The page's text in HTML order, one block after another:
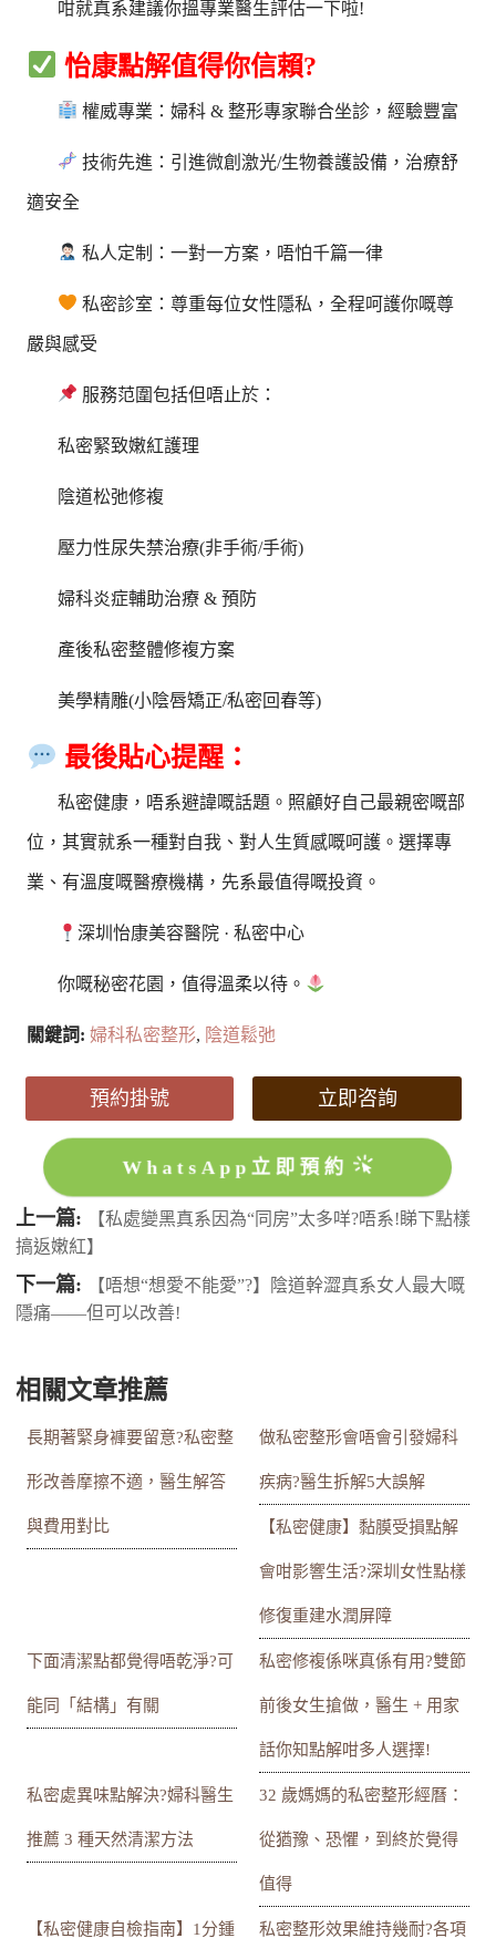
咁就真系建議你搵專業醫生評估一下啦!
怡康點解值得你信賴?
權威專業：婦科 & 整形專家聯合坐診，經驗豐富
技術先進：引進微創激光/生物養護設備，治療舒
適安全
私人定制：一對一方案，唔怕千篇一律
私密診室：尊重每位女性隱私，全程呵護你嘅尊
嚴與感受
服務范圍包括但唔止於：
私密緊致嫩紅護理
陰道松弛修複
壓力性尿失禁治療(非手術/手術)
婦科炎症輔助治療 & 預防
產後私密整體修複方案
美學精雕(小陰唇矯正/私密回春等)
最後貼心提醒：
私密健康，唔系避諱嘅話題。照顧好自己最親密嘅部
位，其實就系一種對自我、對人生質感嘅呵護。選擇專
業、有溫度嘅醫療機構，先系最值得嘅投資。
深圳怡康美容醫院 · 私密中心
你嘅秘密花園，值得溫柔以待。
關鍵詞:婦科私密整形, 陰道鬆弛
預約掛號 立即咨詢
WhatsApp立即預約
上一篇:
【私處變黑真系因為“同房”太多咩?唔系!睇下點樣
搞返嫩紅】
下一篇:
【唔想“想愛不能愛”?】陰道幹澀真系女人最大嘅
隱痛——但可以改善!
相關文章推薦
長期著緊身褲要留意?私密整
形改善摩擦不適，醫生解答
與費用對比
做私密整形會唔會引發婦科
疾病?醫生拆解5大誤解
【私密健康】黏膜受損點解
會咁影響生活?深圳女性點樣
修復重建水潤屏障
下面清潔點都覺得唔乾淨?可
能同「結構」有關
私密修複係咪真係有用?雙節
前後女生搶做，醫生 + 用家
話你知點解咁多人選擇!
私密處異味點解決?婦科醫生
推薦 3 種天然清潔方法
32 歲媽媽的私密整形經曆：
從猶豫、恐懼，到終於覺得
值得
【私密健康自檢指南】1分鍾 私密整形效果維持幾耐?各項